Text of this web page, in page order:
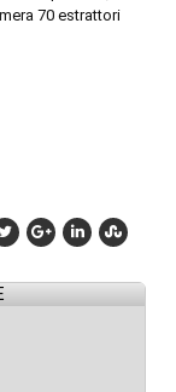
70 estrattori